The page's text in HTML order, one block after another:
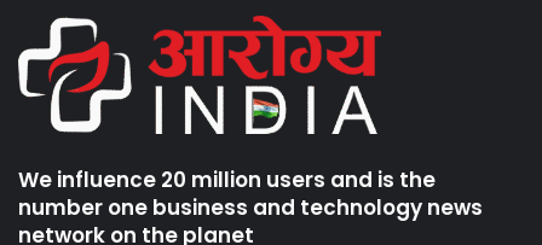
We influence 20 million users and is the
number one business and technology news
network on the planet